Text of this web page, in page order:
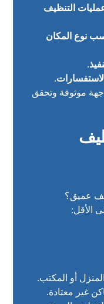
التنظيف
نوع المكان
.
.
جهة موثوقة وتحقق
عميق؟
الأقل:
أو المكتب.
غير معتادة.